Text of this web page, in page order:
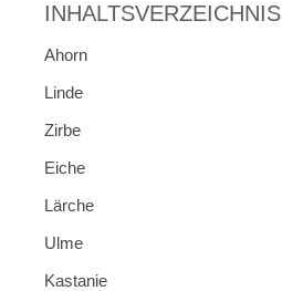
INHALTSVERZEICHNIS
Ahorn
Linde
Zirbe
Eiche
Lärche
Ulme
Kastanie